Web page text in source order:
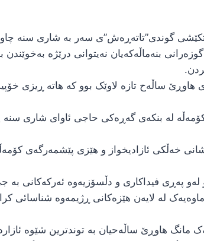
بنەماڵەکەیان نەیتوانی درێژە بەخوێندن
ساڵەح تازە لاوێک بوو کە هاتە ڕیزی
لە بنکەی گەڕەکی حاجی ئاوای شاری سنە
ڕژیم بۆ سەر شاری سنە لە بەهاری ساڵی ٥٩دا شان بە شانی خەڵکی
پەڕی فیداکاری و دڵسۆزیەوە ئەرکەکانی بە
ماوەیەک لە لایەن هێزەکانی ڕژیمەوە شناسائی
هاوڕێ ساڵەحیان بە توندترین شێوە